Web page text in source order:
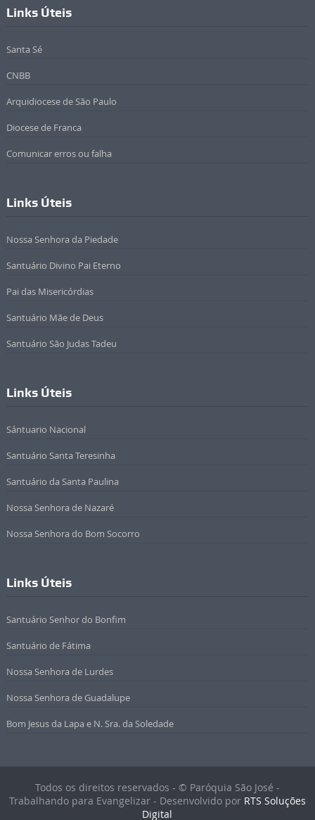
Links Úteis
Santa Sé
CNBB
Arquidiocese de São Paulo
Diocese de Franca
Comunicar erros ou falha
Links Úteis
Nossa Senhora da Piedade
Santuário Divino Pai Eterno
Pai das Misericórdias
Santuário Mãe de Deus
Santuário São Judas Tadeu
Links Úteis
Sántuario Nacional
Santuário Santa Teresinha
Santuário da Santa Paulina
Nossa Senhora de Nazaré
Nossa Senhora do Bom Socorro
Links Úteis
Santuário Senhor do Bonfim
Santuário de Fátima
Nossa Senhora de Lurdes
Nossa Senhora de Guadalupe
Bom Jesus da Lapa e N. Sra. da Soledade
Todos os direitos reservados - © Paróquia São José -
Trabalhando para Evangelizar - Desenvolvido por RTS Soluções
Digital